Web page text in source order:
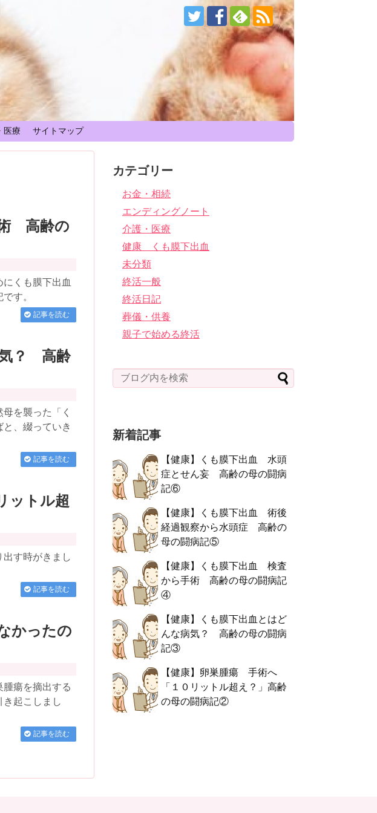
医療 サイトマップ
高齢の
くも膜下出血
す。
記事を読む
気？ 高齢
を襲った「く
、綴っていき
記事を読む
ットル超
す時がきまし
記事を読む
かったの
腫瘍を摘出する
起こしまし
記事を読む
カテゴリー
お金・相続
エンディングノート
介護・医療
健康 くも膜下出血
未分類
終活一般
終活日記
葬儀・供養
親子で始める終活
新着記事
【健康】くも膜下出血 水頭
症とせん妄 高齢の母の闘病
記⑥
【健康】くも膜下出血 術後
経過観察から水頭症 高齢の
母の闘病記⑤
【健康】くも膜下出血 検査
から手術 高齢の母の闘病記
④
【健康】くも膜下出血とはど
んな病気？ 高齢の母の闘病
記③
【健康】卵巣腫瘍 手術へ
「１０リットル超え？」高齢
の母の闘病記②